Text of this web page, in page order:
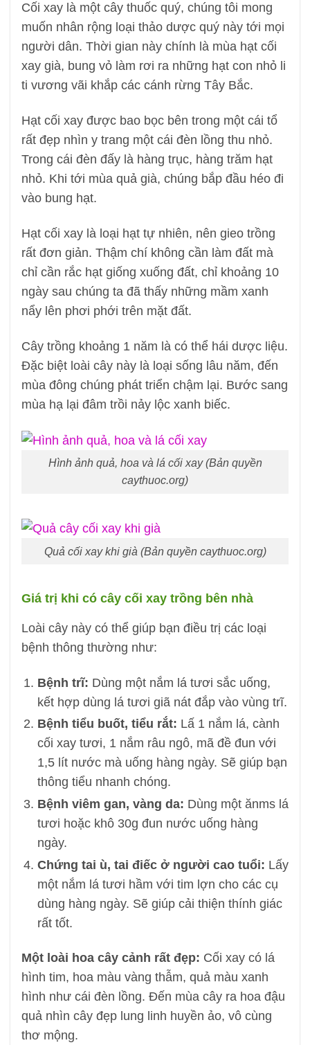
Cối xay là một cây thuốc quý, chúng tôi mong
muốn nhân rộng loại thảo dược quý này tới mọi
người dân. Thời gian này chính là mùa hạt cối
xay già, bung vỏ làm rơi ra những hạt con nhỏ li
ti vương vãi khắp các cánh rừng Tây Bắc.
Hạt cối xay được bao bọc bên trong một cái tổ
rất đẹp nhìn y trang một cái đèn lồng thu nhỏ.
Trong cái đèn đấy là hàng trục, hàng trăm hạt
nhỏ. Khi tới mùa quả già, chúng bắp đầu héo đi
vào bung hạt.
Hạt cối xay là loại hạt tự nhiên, nên gieo trồng
rất đơn giản. Thậm chí không cần làm đất mà
chỉ cần rắc hạt giống xuống đất, chỉ khoảng 10
ngày sau chúng ta đã thấy những mầm xanh
nẩy lên phơi phới trên mặt đất.
Cây trồng khoảng 1 năm là có thể hái dược liệu.
Đặc biệt loài cây này là loại sống lâu năm, đến
mùa đông chúng phát triển chậm lại. Bước sang
mùa hạ lại đâm trồi nảy lộc xanh biếc.
Hình ảnh quả, hoa và lá cối xay (Bản quyền
caythuoc.org)
Quả cối xay khi già (Bản quyền caythuoc.org)
Giá trị khi có cây cối xay trồng bên nhà
Loài cây này có thể giúp bạn điều trị các loại
bệnh thông thường như:
Bệnh trĩ: Dùng một nắm lá tươi sắc uống,
kết hợp dùng lá tươi giã nát đắp vào vùng trĩ.
Bệnh tiểu buốt, tiểu rắt: Lấ 1 nắm lá, cành
cối xay tươi, 1 nắm râu ngô, mã đề đun với
1,5 lít nước mà uống hàng ngày. Sẽ giúp bạn
thông tiểu nhanh chóng.
Bệnh viêm gan, vàng da: Dùng một ănms lá
tươi hoặc khô 30g đun nước uống hàng
ngày.
Chứng tai ù, tai điếc ở người cao tuổi: Lấy
một nắm lá tươi hầm với tim lợn cho các cụ
dùng hàng ngày. Sẽ giúp cải thiện thính giác
rất tốt.
Một loài hoa cây cảnh rất đẹp: Cối xay có lá
hình tim, hoa màu vàng thẫm, quả màu xanh
hình như cái đèn lồng. Đến mùa cây ra hoa đậu
quả nhìn cây đẹp lung linh huyền ảo, vô cùng
thơ mộng.